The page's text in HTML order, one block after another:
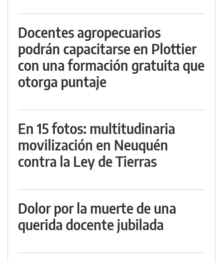
Docentes agropecuarios
podrán capacitarse en Plottier
con una formación gratuita que
otorga puntaje
En 15 fotos: multitudinaria
movilización en Neuquén
contra la Ley de Tierras
Dolor por la muerte de una
querida docente jubilada